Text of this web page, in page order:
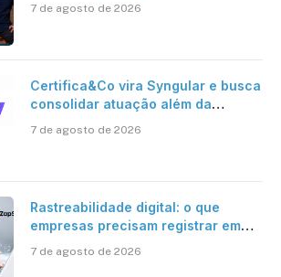
7 de agosto de 2026
Certifica&Co vira Syngular e busca
consolidar atuação além da
7 de agosto de 2026
Rastreabilidade digital: o que
empresas precisam registrar em
7 de agosto de 2026